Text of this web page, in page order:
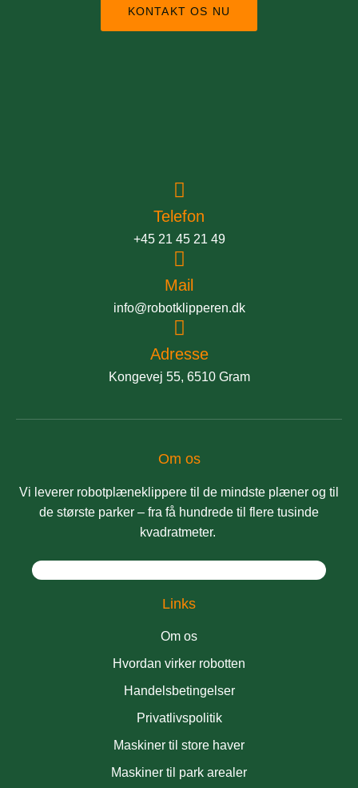
KONTAKT OS NU
Telefon
+45 21 45 21 49
Mail
info@robotklipperen.dk
Adresse
Kongevej 55, 6510 Gram
Om os
Vi leverer robotplæneklippere til de mindste plæner og til
de største parker – fra få hundrede til flere tusinde
kvadratmeter.
Links
Om os
Hvordan virker robotten
Handelsbetingelser
Privatlivspolitik
Maskiner til store haver
Maskiner til park arealer